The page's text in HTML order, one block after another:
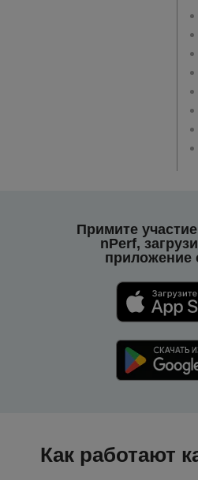
Примите
nPerf,
приложение
Как работают